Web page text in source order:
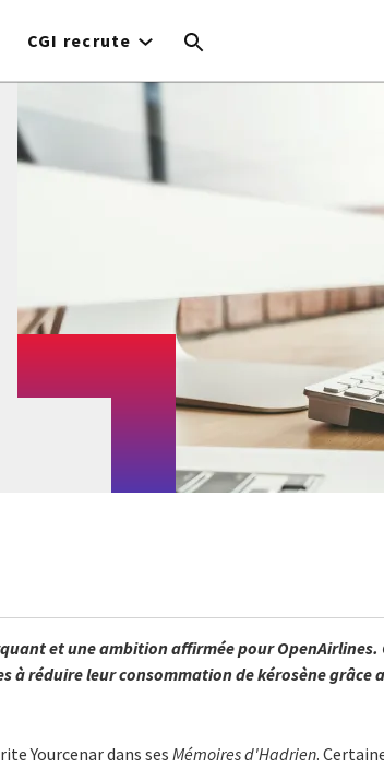
CGI recrute
et une ambition affirmée pour OpenAirlines.
à réduire leur consommation de kérosène grâce
Yourcenar dans sesMémoires d'Hadrien.